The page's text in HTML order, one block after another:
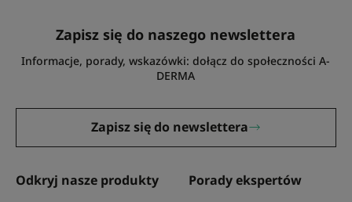
Zapisz się do naszego newslettera
Informacje, porady, wskazówki: dołącz do społeczności A-
DERMA
Zapisz się do newslettera
Odkryj nasze produkty
Porady ekspertów